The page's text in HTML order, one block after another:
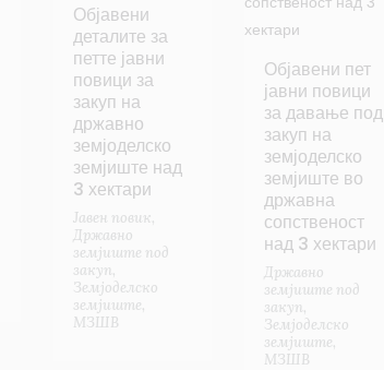
Објавени
деталите за
петте јавни
повици за
закуп на
државно
земјоделско
земјиште над
3 хектари
Јавен повик,
Државно
земјиште под
закуп,
Земјоделско
земјиште,
МЗШВ
Објавени пет
јавни повици
за давање под
закуп на
земјоделско
земјиште во
државна
сопственост
над 3 хектари
Државно
земјиште под
закуп,
Земјоделско
земјиште,
МЗШВ